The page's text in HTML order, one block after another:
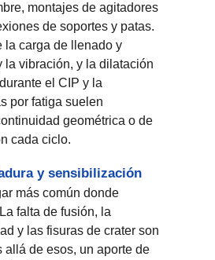
montajes de agitadores
de soportes y patas.
la carga de llenado y
la vibración, y la dilatación
el CIP y la
por fatiga suelen
geométrica o de
cada ciclo.
y sensibilización
más común donde
falta de fusión, la
y las fisuras de crater son
allá de esos, un aporte de